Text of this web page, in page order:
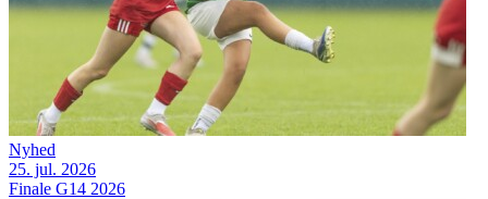
Nyhed
25. jul. 2026
Finale G14 2026